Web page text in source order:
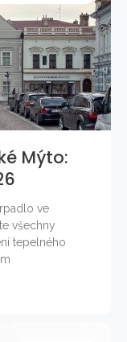
Mýto:
ve
všechny
tepelného